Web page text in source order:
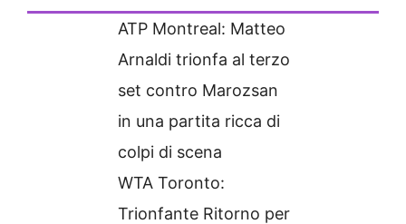
ATP Montreal: Matteo
Arnaldi trionfa al terzo
set contro Marozsan
in una partita ricca di
colpi di scena
WTA Toronto:
Trionfante Ritorno per